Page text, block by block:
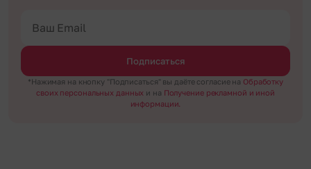
Подписаться
*Нажимая на кнопку "Подписаться" вы даёте согласие на Обработку
своих персональных данных и на Получение рекламной и иной
информации.